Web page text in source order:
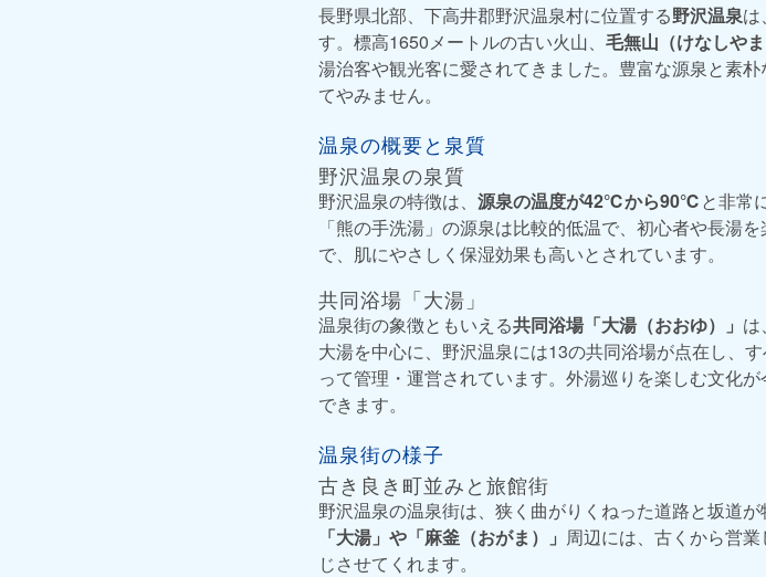
長野県北部、下高井郡野沢温泉村に位置する野沢温泉は
す。標高1650メートルの古い火山、 毛無山（けなしやま
湯治客や観光客に愛されてきました。豊富な源泉と素
てやみません。
温泉の概要と泉質
野沢温泉の泉質
野沢温泉の特徴は、 源泉の温度が42℃から90℃と非常
「熊の手洗湯」の源泉は比較的低温で、初心者や長湯
で、肌にやさしく保湿効果も高いとされています。
共同浴場「大湯」
温泉街の象徴ともいえる共同浴場「大湯（おおゆ）」 は
大湯を中心に、野沢温泉には13の共同浴場が点在し、す
って管理・運営されています。外湯巡りを楽しむ文化
できます。
温泉街の様子
古き良き町並みと旅館街
野沢温泉の温泉街は、狭く曲がりくねった道路と坂道
「大湯」や「麻釜（おがま）」 周辺には、古くから営
じさせてくれます。